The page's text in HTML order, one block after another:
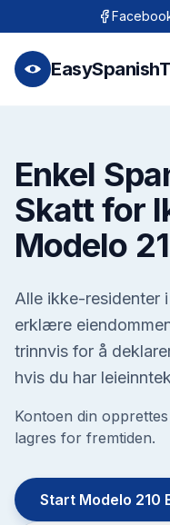
Enkel
Skatt for
Modelo
Alle ikke-residenter
erklære
trinnvis for å
hvis du har
Kontoen din
lagres for fremtiden.
Start Modelo 210